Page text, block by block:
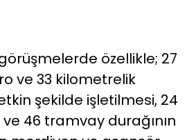
özellikle; 27
ve 33 kilometrelik
şekilde işletilmesi, 24
46 tramvay durağının